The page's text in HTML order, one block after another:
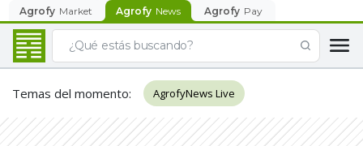
Agrofy Market Agrofy News Agrofy Pay
Temas del momento: AgrofyNews Live